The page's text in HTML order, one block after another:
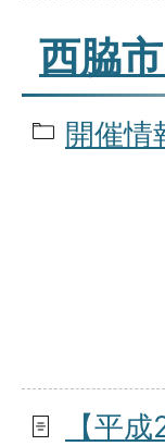
西脇
開催情
【平